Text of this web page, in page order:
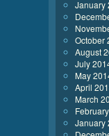
January
October
August
July
May
April
March
January